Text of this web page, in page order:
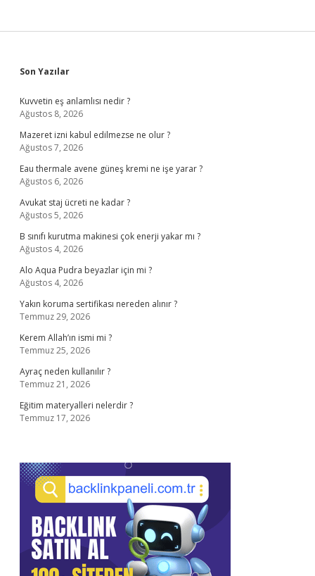
Sidebar
Son Yazılar
Kuvvetin eş anlamlısı nedir ?
Ağustos 8, 2026
Mazeret izni kabul edilmezse ne olur ?
Ağustos 7, 2026
Eau thermale avene güneş kremi ne işe yarar ?
Ağustos 6, 2026
Avukat staj ücreti ne kadar ?
Ağustos 5, 2026
B sınıfı kurutma makinesi çok enerji yakar mı ?
Ağustos 4, 2026
Alo Aqua Pudra beyazlar için mi ?
Ağustos 4, 2026
Yakın koruma sertifikası nereden alınır ?
Temmuz 29, 2026
Kerem Allah’ın ismi mi ?
Temmuz 25, 2026
Ayraç neden kullanılır ?
Temmuz 21, 2026
Eğitim materyalleri nelerdir ?
Temmuz 17, 2026